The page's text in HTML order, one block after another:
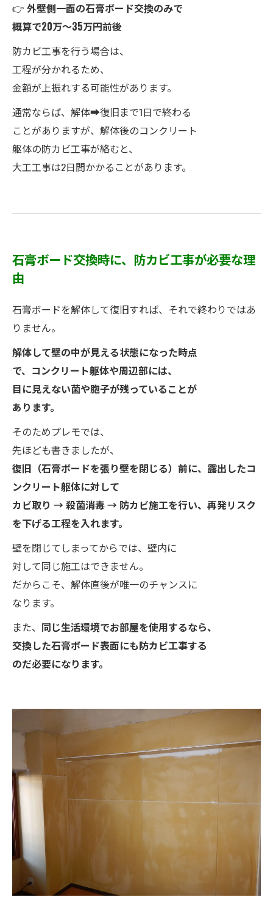
👉 外壁側一面の石膏ボード交換のみで
概算で20万〜35万円前後
防カビ工事を行う場合は、
工程が分かれるため、
金額が上振れする可能性があります。
通常ならば、解体➡復旧まで1日で終わる
ことがありますが、解体後のコンクリート
躯体の防カビ工事が絡むと、
大工工事は2日間かかることがあります。
石膏ボード交換時に、防カビ工事が必要な理
由
石膏ボードを解体して復旧すれば、それで終わりではあ
りません。
解体して壁の中が見える状態になった時点
で、コンクリート躯体や周辺部には、
目に見えない菌や胞子が残っていることが
あります。
そのためプレモでは、
先ほども書きましたが、
復旧（石膏ボードを張り壁を閉じる）前に、露出したコ
ンクリート躯体に対して
カビ取り → 殺菌消毒 → 防カビ施工を行い、再発リスク
を下げる工程を入れます。
壁を閉じてしまってからでは、壁内に
対して同じ施工はできません。
だからこそ、解体直後が唯一のチャンスに
なります。
また、 同じ生活環境でお部屋を使用するなら、
交換した石膏ボード表面にも防カビ工事する
のだ必要になります。